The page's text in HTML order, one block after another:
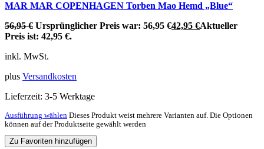
MAR MAR COPENHAGEN Torben Mao Hemd „Blue“
56,95€ Ursprünglicher Preis war: 56,95 €42,95 €Aktueller
Preis ist: 42,95 €.
inkl. MwSt.
plus Versandkosten
Lieferzeit: 3-5 Werktage
Ausführung wählen Dieses Produkt weist mehrere Varianten auf. Die Optionen
können auf der Produktseite gewählt werden
Zu Favoriten hinzufügen